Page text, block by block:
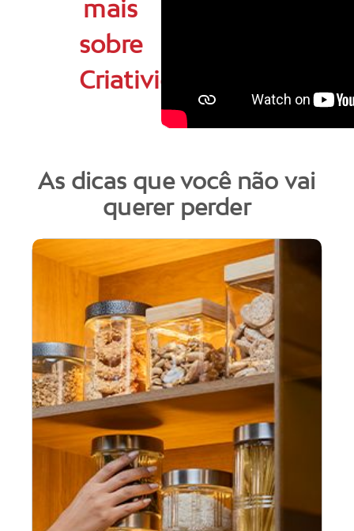
mais
sobre
Criatividade
As dicas que você não vai
querer perder